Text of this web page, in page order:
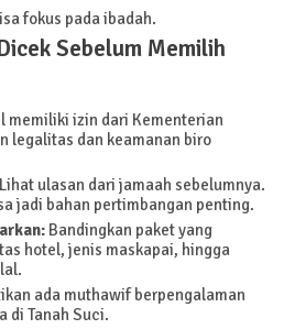
fokus pada ibadah.
Sebelum Memilih
memiliki izin dari Kementerian
legalitas dan keamanan biro
Lihat ulasan dari jamaah sebelumnya.
jadi bahan pertimbangan penting.
Bandingkan paket yang
hotel, jenis maskapai, hingga
ada muthawif berpengalaman
di Tanah Suci.